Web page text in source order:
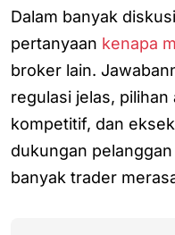
Dalam banyak
pertanyaan kenapa
broker lain.
regulasi jelas,
kompetitif, dan
dukungan
banyak trader